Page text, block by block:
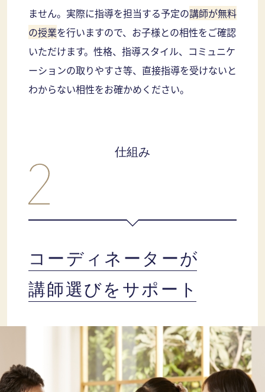
ません。実際に指導を担当する予定の講師が無料
の授業を行いますので、お子様との相性をご確認
いただけます。性格、指導スタイル、コミュニケ
ーションの取りやすさ等、直接指導を受けないと
わからない相性をお確かめください。
仕組み
コーディネーターが
講師選びをサポート